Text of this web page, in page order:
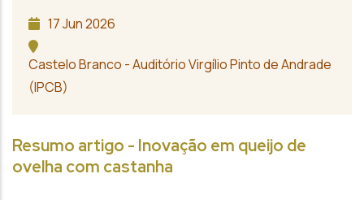
17Jun2026
Castelo Branco - Auditório Virgílio Pinto de Andrade
(IPCB)
Resumo artigo - Inovação em queijo de
ovelha com castanha